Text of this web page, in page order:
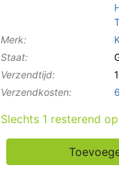
Merk:
Staat:
Verzendtijd:
Verzendkosten:
Slechts 1 resterend
RVS Kupperbusch